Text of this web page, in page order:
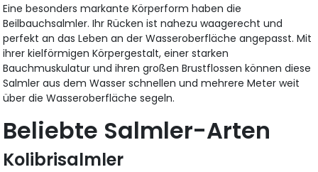
Eine besonders markante Körperform haben die
Beilbauchsalmler. Ihr Rücken ist nahezu waagerecht und
perfekt an das Leben an der Wasseroberfläche angepasst. Mit
ihrer kielförmigen Körpergestalt, einer starken
Bauchmuskulatur und ihren großen Brustflossen können diese
Salmler aus dem Wasser schnellen und mehrere Meter weit
über die Wasseroberfläche segeln.
Beliebte Salmler-Arten
Kolibrisalmler